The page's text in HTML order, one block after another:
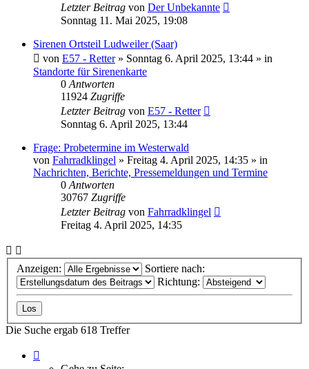
Letzter Beitrag von Der Unbekannte
Sonntag 11. Mai 2025, 19:08
Sirenen Ortsteil Ludweiler (Saar)
von E57 - Retter» Sonntag 6. April 2025, 13:44 » in
Standorte für Sirenenkarte
0 Antworten
11924 Zugriffe
Letzter Beitrag von E57 - Retter
Sonntag 6. April 2025, 13:44
Frage: Probetermine im Westerwald
von Fahrradklingel » Freitag 4. April 2025, 14:35 » in
Nachrichten, Berichte, Pressemeldungen und Termine
0 Antworten
30767 Zugriffe
Letzter Beitrag von Fahrradklingel
Freitag 4. April 2025, 14:35
Anzeigen:
Sortiere nach:
Richtung:
Die Suche ergab 618 Treffer